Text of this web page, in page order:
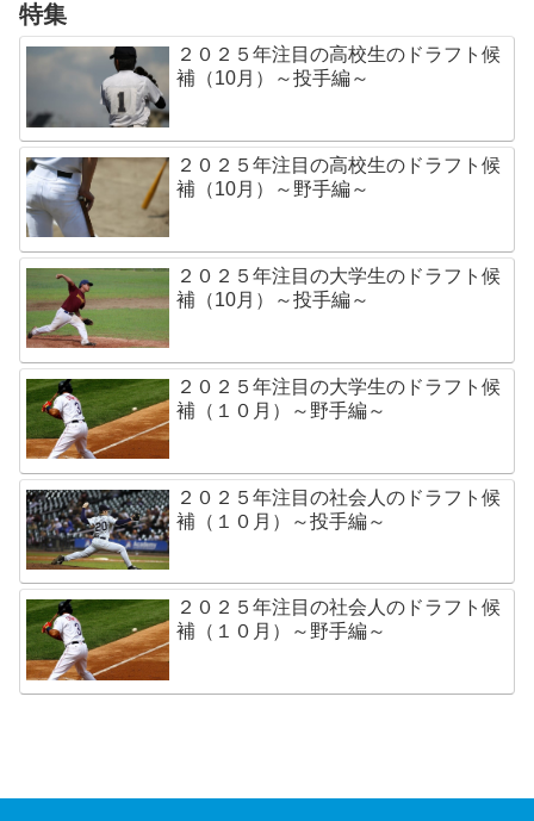
特集
２０２５年注目の高校生のドラフト候
補（10月）～投手編～
２０２５年注目の高校生のドラフト候
補（10月）～野手編～
２０２５年注目の大学生のドラフト候
補（10月）～投手編～
２０２５年注目の大学生のドラフト候
補（１０月）～野手編～
２０２５年注目の社会人のドラフト候
補（１０月）～投手編～
２０２５年注目の社会人のドラフト候
補（１０月）～野手編～